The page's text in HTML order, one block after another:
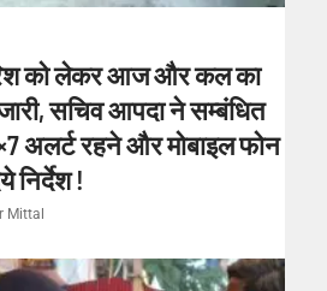
को लेकर आज और कल का
सचिव आपदा ने सम्बंधित
अलर्ट रहने और मोबाइल फोन
!
Mittal